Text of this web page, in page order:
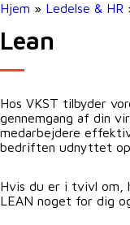
Hjem » Ledelse & HR
Lean
Hos VKST tilbyder
gennemgang af din
medarbejdere
bedriften udnyttet
Hvis du er i tvivl om,
LEAN noget for dig